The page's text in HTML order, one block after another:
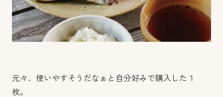
元々、使いやすそうだなぁと自分好みで購入した１
枚。